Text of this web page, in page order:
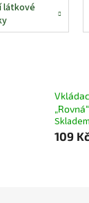
látkové
„Rovná“
Skladem
109 Kč